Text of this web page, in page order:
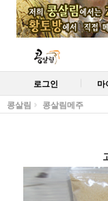
로그인 마
콩살림 콩살림메주